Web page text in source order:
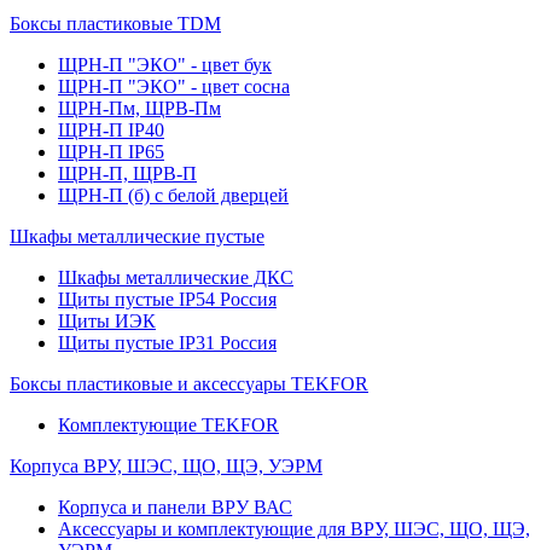
Боксы пластиковые TDM
ЩРН-П "ЭКО" - цвет бук
ЩРН-П "ЭКО" - цвет сосна
ЩРН-Пм, ЩРВ-Пм
ЩРН-П IP40
ЩРН-П IP65
ЩРН-П, ЩРВ-П
ЩРН-П (б) с белой дверцей
Шкафы металлические пустые
Шкафы металлические ДКС
Щиты пустые IP54 Россия
Щиты ИЭК
Щиты пустые IP31 Россия
Боксы пластиковые и аксессуары TEKFOR
Комплектующие TEKFOR
Корпуса ВРУ, ШЭС, ЩО, ЩЭ, УЭРМ
Корпуса и панели ВРУ ВАС
Аксессуары и комплектующие для ВРУ, ШЭС, ЩО, ЩЭ,